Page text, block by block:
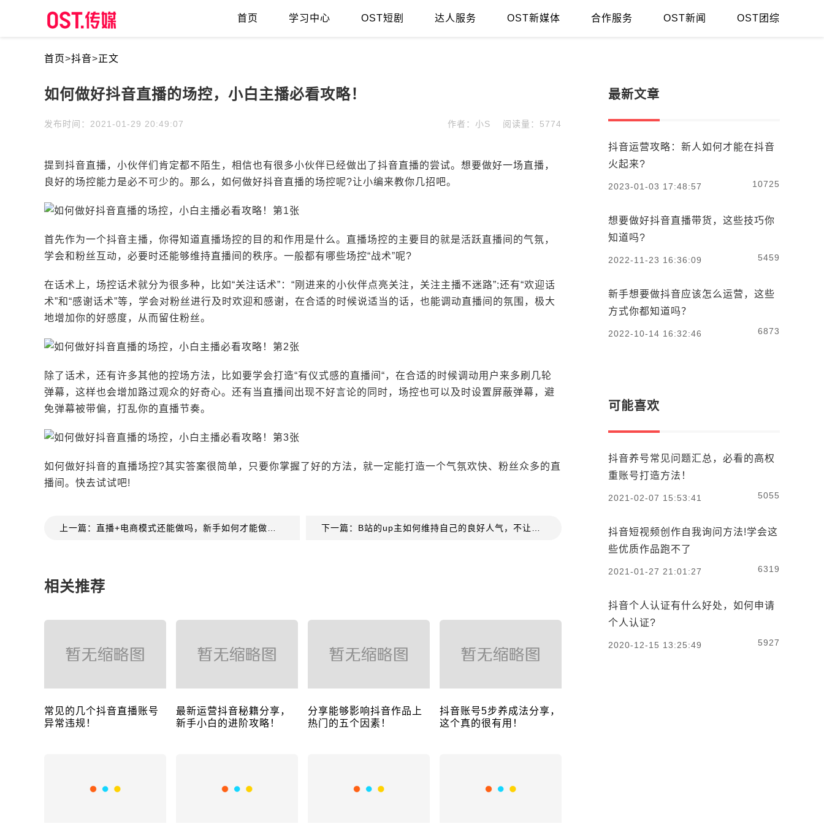
首页 学习中心 OST短剧 达人服务 OST新媒体 合作服务 OST新闻 OST团综
首页>抖音>正文
如何做好抖音直播的场控，小白主播必看攻略！
发布时间：2021-01-29 20:49:07 阅读量：5774
作者：小S
提到抖音直播，小伙伴们肯定都不陌生，相信也有很多小伙伴已经做出了抖音直播的尝试。想要做好一场直播，
良好的场控能力是必不可少的。那么，如何做好抖音直播的场控呢?让小编来教你几招吧。
首先作为一个抖音主播，你得知道直播场控的目的和作用是什么。直播场控的主要目的就是活跃直播间的气氛，
学会和粉丝互动，必要时还能够维持直播间的秩序。一般都有哪些场控“战术”呢?
在话术上，场控话术就分为很多种，比如“关注话术”：“刚进来的小伙伴点亮关注，关注主播不迷路”;还有“欢迎话
术”和“感谢话术”等，学会对粉丝进行及时欢迎和感谢，在合适的时候说适当的话，也能调动直播间的氛围，极大
地增加你的好感度，从而留住粉丝。
除了话术，还有许多其他的控场方法，比如要学会打造“有仪式感的直播间“，在合适的时候调动用户来多刷几轮
弹幕，这样也会增加路过观众的好奇心。还有当直播间出现不好言论的同时，场控也可以及时设置屏蔽弹幕，避
免弹幕被带偏，打乱你的直播节奏。
如何做好抖音的直播场控?其实答案很简单，只要你掌握了好的方法，就一定能打造一个气氛欢快、粉丝众多的直
播间。快去试试吧!
相关推荐
常见的几个抖音直播账号
异常违规！
最新运营抖音秘籍分享，
新手小白的进阶攻略！
分享能够影响抖音作品上
热门的五个因素！
抖音账号5步养成法分享，
这个真的很有用！
最新文章
抖音运营攻略：新人如何才能在抖音
火起来?
2023-01-03 17:48:57 10725
想要做好抖音直播带货，这些技巧你
知道吗?
2022-11-23 16:36:09 5459
新手想要做抖音应该怎么运营，这些
方式你都知道吗？
2022-10-14 16:32:46 6873
可能喜欢
抖音养号常见问题汇总，必看的高权
重账号打造方法！
2021-02-07 15:53:41 5055
抖音短视频创作自我询问方法!学会这
些优质作品跑不了
2021-01-27 21:01:27 6319
抖音个人认证有什么好处，如何申请
个人认证?
2020-12-15 13:25:49 5927